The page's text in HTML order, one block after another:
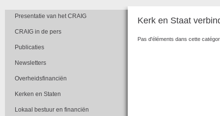
Presentatie van het CRAIG
CRAIG in de pers
Publicaties
Newsletters
Overheidsfinanciën
Kerken en Staten
Lokaal bestuur en financiën
Kerk en Staat
Pas d'éléments dans cette